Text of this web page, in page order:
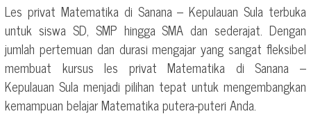
Les privat Matematika di Sanana – Kepulauan Sula terbuka
untuk siswa SD, SMP hingga SMA dan sederajat. Dengan
jumlah pertemuan dan durasi mengajar yang sangat fleksibel
membuat kursus les privat Matematika di Sanana –
Kepulauan Sula menjadi pilihan tepat untuk mengembangkan
kemampuan belajar Matematika putera-puteri Anda.